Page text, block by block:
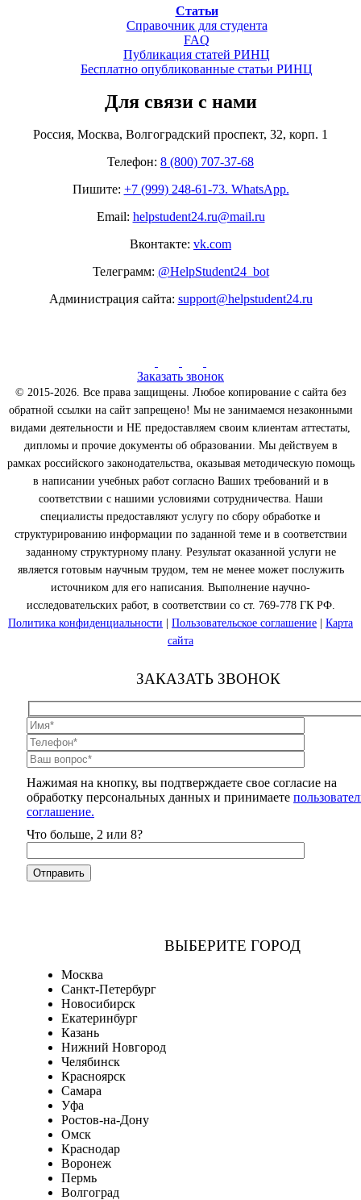
Статьи
Справочник для студента
FAQ
Публикация статей РИНЦ
Бесплатно опубликованные статьи РИНЦ
Для связи с нами
Россия, Москва, Волгоградский проспект, 32, корп. 1
Телефон: 8 (800) 707-37-68
Пишите: +7 (999) 248-61-73. WhatsApp.
Email: helpstudent24.ru@mail.ru
Вконтакте: vk.com
Телеграмм: @HelpStudent24_bot
Администрация сайта: support@helpstudent24.ru
Заказать звонок
© 2015-2026. Все права защищены. Любое копирование с сайта без
обратной ссылки на сайт запрещено! Мы не занимаемся незаконными
видами деятельности и НЕ предоставляем своим клиентам аттестаты,
дипломы и прочие документы об образовании. Мы действуем в
рамках российского законодательства, оказывая методическую помощь
в написании учебных работ согласно Ваших требований и в
соответствии с нашими условиями сотрудничества. Наши
специалисты предоставляют услугу по сбору обработке и
структурированию информации по заданной теме и в соответствии
заданному структурному плану. Результат оказанной услуги не
является готовым научным трудом, тем не менее может послужить
источником для его написания. Выполнение научно-
исследовательских работ, в соответствии со ст. 769-778 ГК РФ.
Политика конфиденциальности
Пользовательское соглашение
Карта
сайта
ЗАКАЗАТЬ ЗВОНОК
Нажимая на кнопку, вы подтверждаете свое согласие на
обработку персональных данных и принимаете
соглашение.
Что больше, 2 или 8?
ВЫБЕРИТЕ ГОРОД
Москва
Санкт-Петербург
Новосибирск
Екатеринбург
Казань
Нижний Новгород
Челябинск
Красноярск
Самара
Уфа
Ростов-на-Дону
Омск
Краснодар
Воронеж
Пермь
Волгоград